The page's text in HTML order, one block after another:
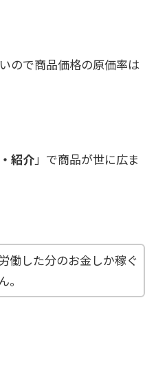
ので商品価格の原価率は
紹介」で商品が世に広ま
働した分のお金しか稼ぐ
。